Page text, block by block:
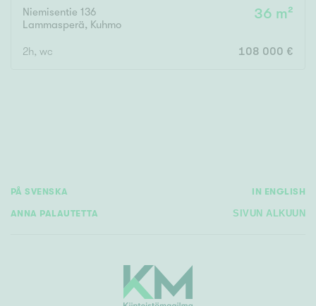
Niemisentie 136
Lammasperä, Kuhmo
36 m²
2h, wc 108 000 €
PÅ SVENSKA IN ENGLISH
ANNA PALAUTETTA SIVUN ALKUUN